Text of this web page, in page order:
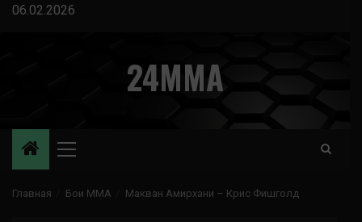
Перейти
06.02.2026
24MMA
Основное
Главная Бои ММА Макван Амирхани – Крис Фишголд